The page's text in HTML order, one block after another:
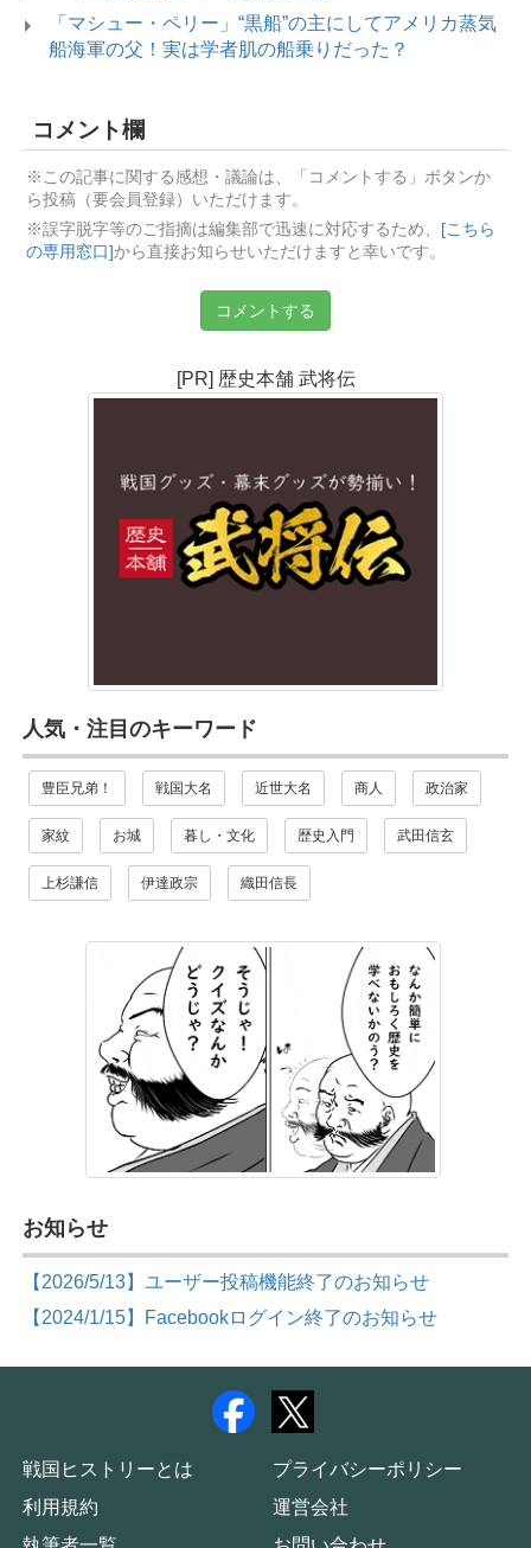
「マシュー・ペリー」“黒船”の主にしてアメリカ蒸気
船海軍の父！実は学者肌の船乗りだった？
コメント欄
※この記事に関する感想・議論は、「コメントする」ボタンか
ら投稿（要会員登録）いただけます。
※誤字脱字等のご指摘は編集部で迅速に対応するため、
[こちら
の専用窓口]から直接お知らせいただけますと幸いです。
コメントする
[PR] 歴史本舗 武将伝
人気・注目のキーワード
豊臣兄弟！ 戦国大名 近世大名 商人 政治家
家紋 お城 暮し・文化 歴史入門 武田信玄
上杉謙信 伊達政宗 織田信長
お知らせ
【2026/5/13】ユーザー投稿機能終了のお知らせ
【2024/1/15】Facebookログイン終了のお知らせ
戦国ヒストリーとは
プライバシーポリシー
利用規約
運営会社